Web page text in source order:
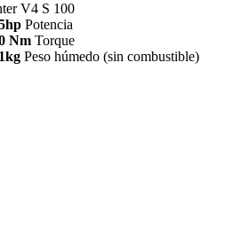
V4 S 100
Potencia
Nm Torque
Peso húmedo (sin combustible)